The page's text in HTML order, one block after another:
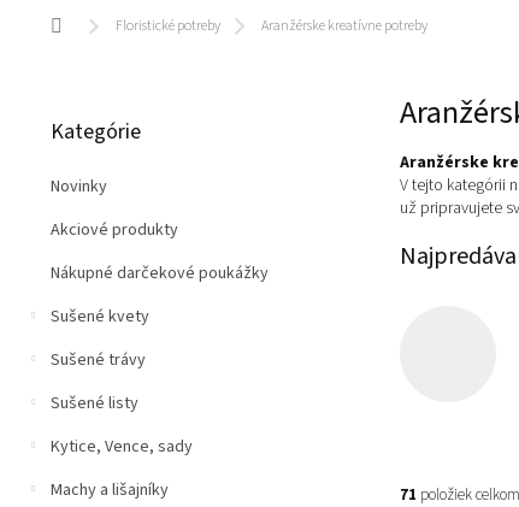
Domov Floristické potreby Aranžérske kreatívne potreby
č
ý
p
n
l
kategórie
Kategórie
Novinky
Akciové produkty
Nákupné darčekové poukážky
Sušené kvety
Sušené trávy
Sušené listy
Kytice, Vence, sady
Machy a lišajníky
Aranžérske
V tejto kategórii
už pripravujete
71 položiek celkom